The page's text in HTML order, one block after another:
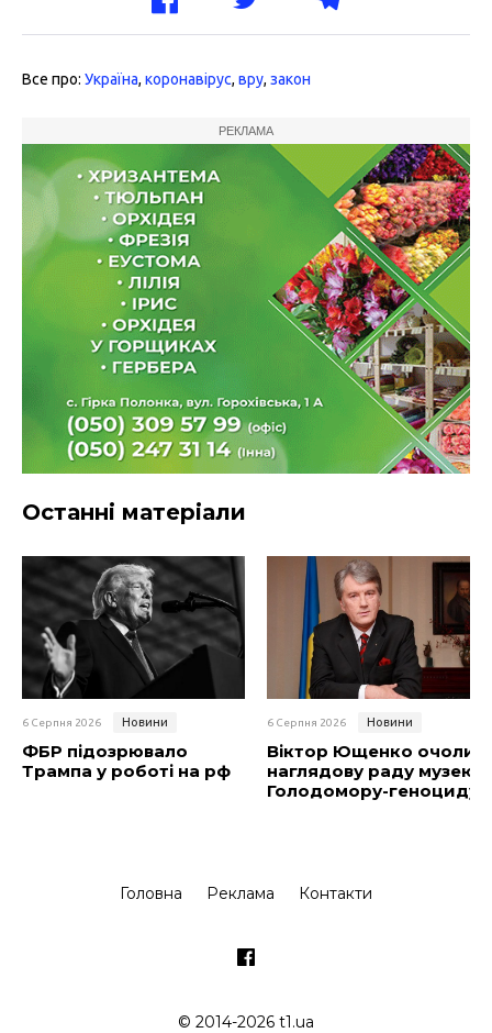
Все про: Україна, коронавірус, вру, закон
РЕКЛАМА
Останні матеріали
6 Серпня 2026 Новини
ФБР підозрювало
Трампа у роботі на рф
6 Серпня 2026 Новини
Віктор Ющенко очолив
наглядову раду музею
Голодомору-геноциду
Головна Реклама Контакти
© 2014-2026 t1.ua